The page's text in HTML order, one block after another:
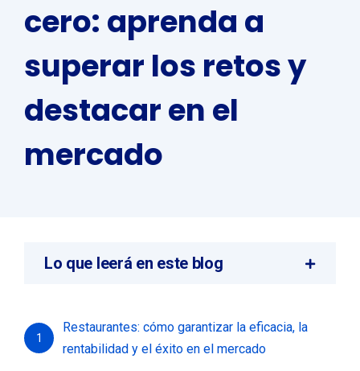
cero: aprenda a
superar los retos y
destacar en el
mercado
Lo que leerá en este blog
1
Restaurantes: cómo garantizar la eficacia, la
rentabilidad y el éxito en el mercado